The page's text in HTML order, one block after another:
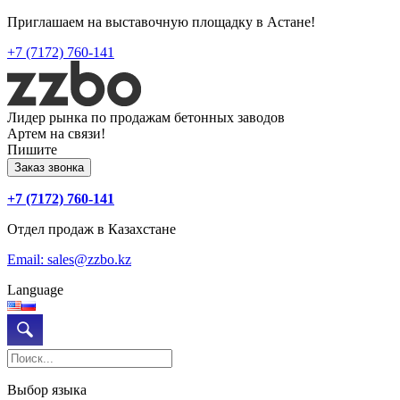
Приглашаем на выставочную площадку в Астане!
+7 (7172) 760-141
Лидер рынка по продажам бетонных заводов
Артем на связи!
Пишите
Заказ звонка
+7 (7172) 760-141
Отдел продаж в Казахстане
Email: sales@zzbo.kz
Language
Выбор языка